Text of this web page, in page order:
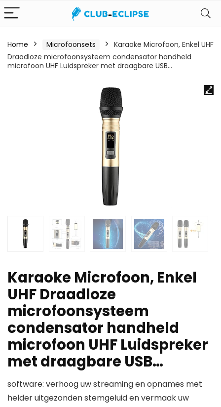
Home Microfoonsets
Karaoke Microfoon, Enkel UHF
Draadloze microfoonsysteem condensator handheld
microfoon UHF Luidspreker met draagbare USB…
Karaoke Microfoon, Enkel
UHF Draadloze
microfoonsysteem
condensator handheld
microfoon UHF Luidspreker
met draagbare USB…
software: verhoog uw streaming en opnames met
helder uitgezonden stemgeluid en vermaak uw